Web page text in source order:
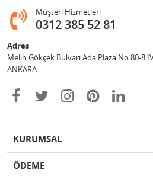
Müşteri Hizmetleri
0312 385 52 81
Adres
Melih Gökçek Bulvarı Ada Plaza No:80-8
ANKARA
KURUMSAL
ÖDEME